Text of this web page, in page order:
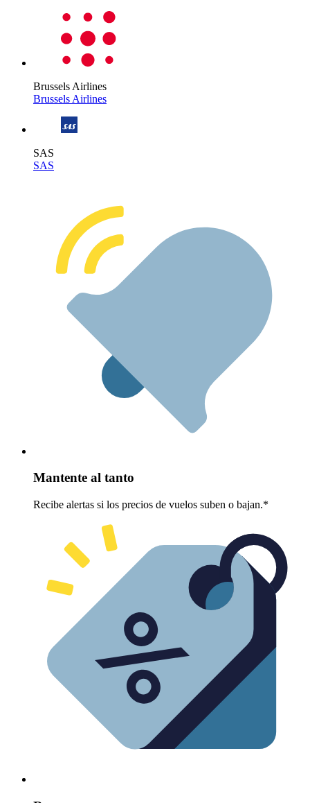
Brussels Airlines
Brussels Airlines
SAS
SAS
Mantente al tanto
Recibe alertas si los precios de vuelos suben o bajan.*